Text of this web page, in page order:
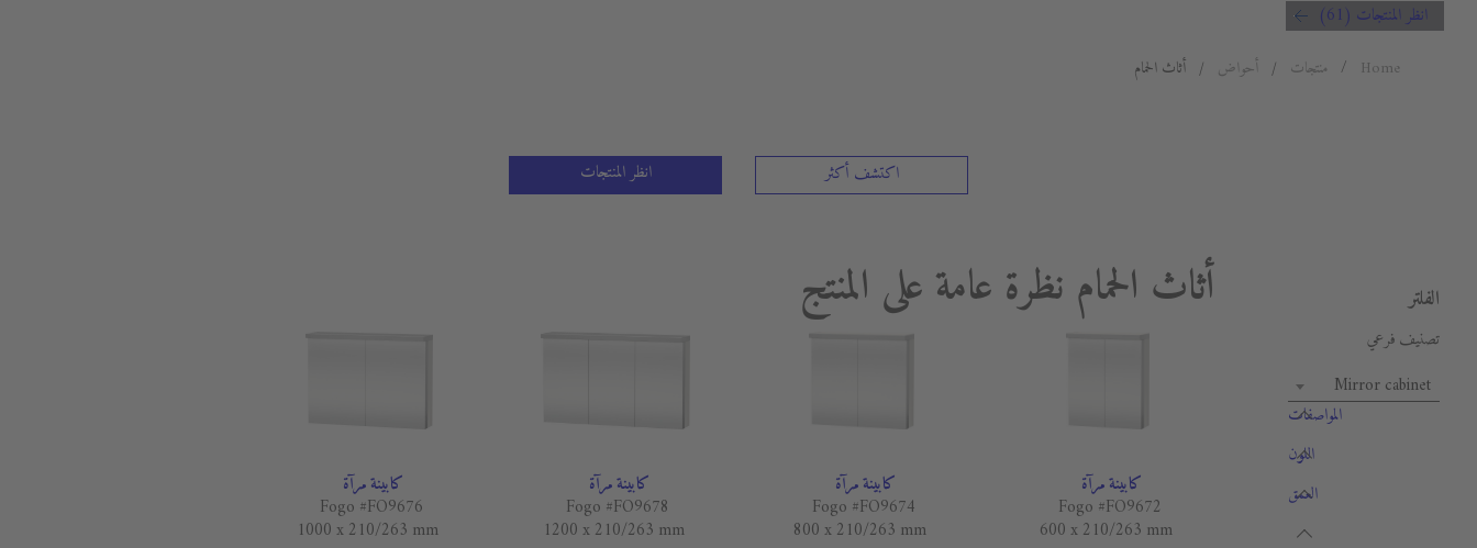
انظر المنتجات (61)
Home منتجات أحواض أثاث الحمام
اكتشف أكثر انظر المنتجات
الفلتر
تصنيف فرعي
Mirror cabinet
المواصفات
اللون
العمق
أثاث الحمام نظرة عامة على المنتج
كابينة مرآة
Fogo #FO9672
600 x 210/263 mm
كابينة مرآة
Fogo #FO9674
800 x 210/263 mm
كابينة مرآة
Fogo #FO9678
1200 x 210/263 mm
كابينة مرآة
Fogo #FO9676
1000 x 210/263 mm